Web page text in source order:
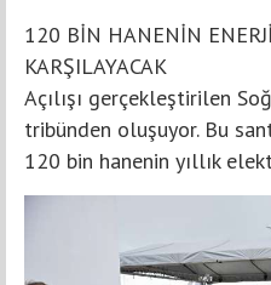
120 BİN HANENİN
KARŞILAYACAK
Açılışı gerçekleştirilen
tribünden oluşuyor. Bu
120 bin hanenin yıllık